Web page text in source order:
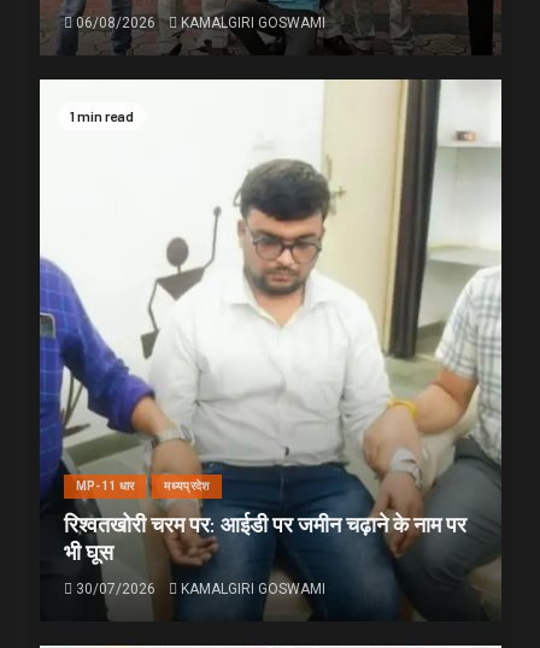
06/08/2026 KAMALGIRI GOSWAMI
1 min read
MP-11 धार मध्यप्रदेश
रिश्वतखोरी चरम पर: आईडी पर जमीन चढ़ाने के नाम पर
भी घूस
30/07/2026 KAMALGIRI GOSWAMI